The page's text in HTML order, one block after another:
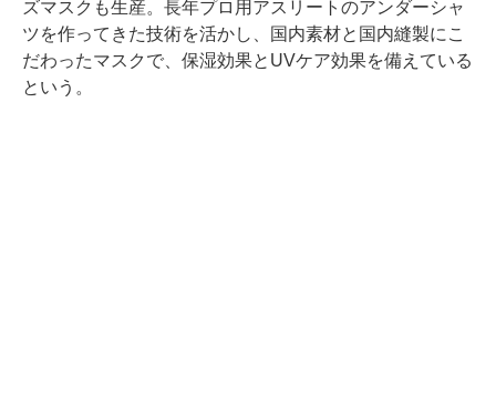
ズマスクも生産。長年プロ用アスリートのアンダーシャ
ツを作ってきた技術を活かし、国内素材と国内縫製にこ
だわったマスクで、保湿効果とUVケア効果を備えている
という。